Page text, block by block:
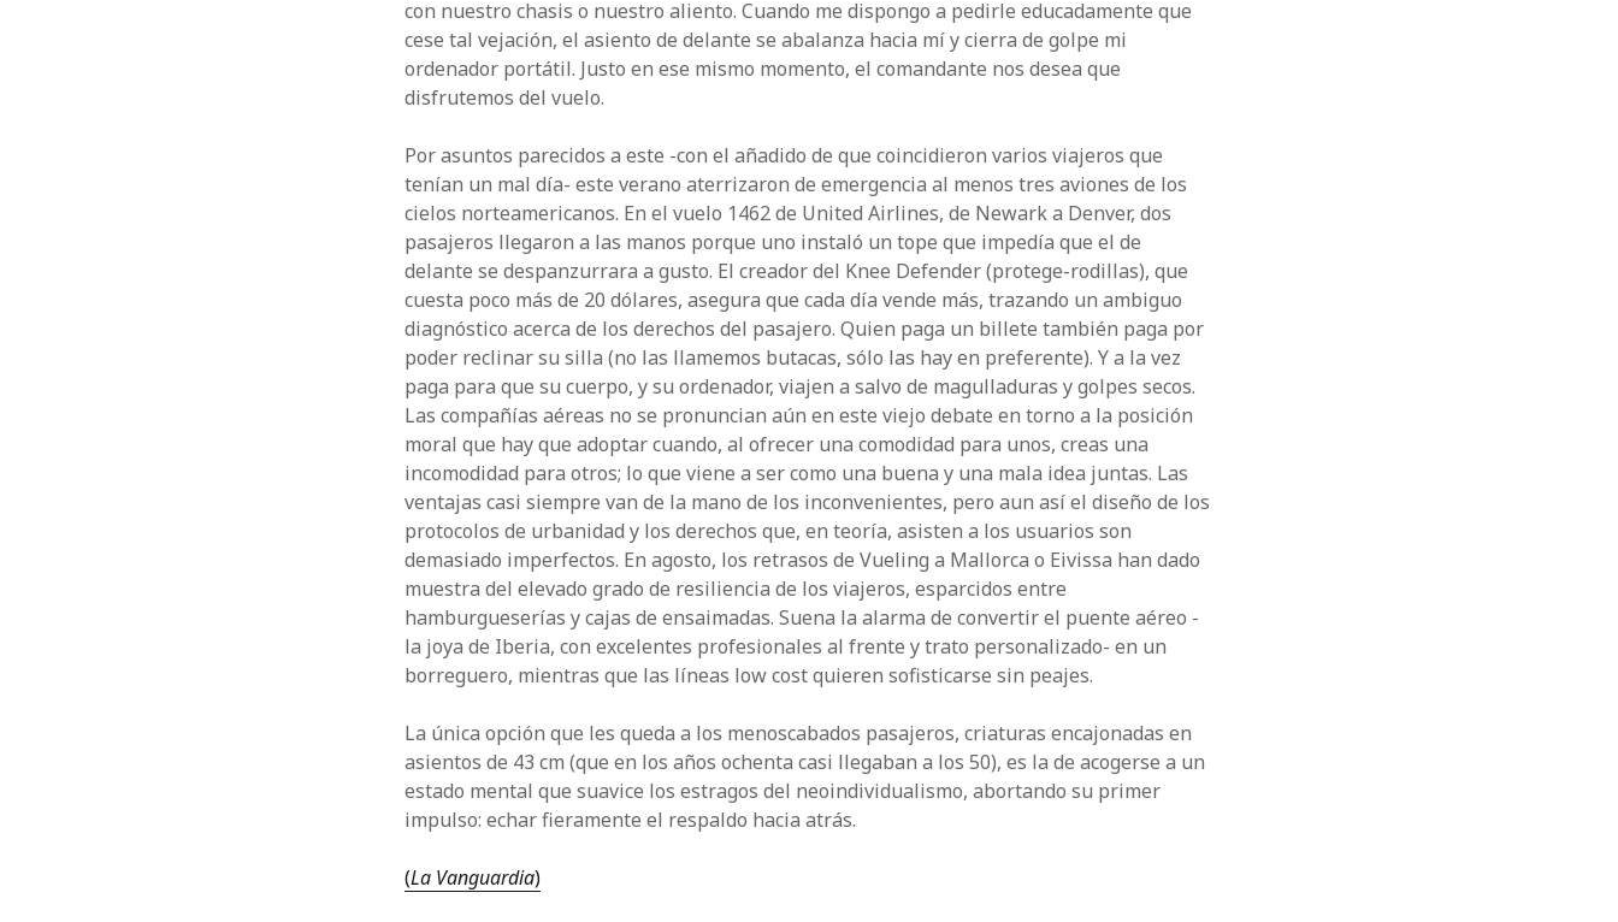
con nuestro chasis o nuestro aliento. Cuando me dispongo a pedirle educadamente que
cese tal vejación, el asiento de delante se abalanza hacia mí y cierra de golpe mi
ordenador portátil. Justo en ese mismo momento, el comandante nos desea que
disfrutemos del vuelo.
Por asuntos parecidos a este -con el añadido de que coincidieron varios viajeros que
tenían un mal día- este verano aterrizaron de emergencia al menos tres aviones de los
cielos norteamericanos. En el vuelo 1462 de United Airlines, de Newark a Denver, dos
pasajeros llegaron a las manos porque uno instaló un tope que impedía que el de
delante se despanzurrara a gusto. El creador del Knee Defender (protege-rodillas), que
cuesta poco más de 20 dólares, asegura que cada día vende más, trazando un ambiguo
diagnóstico acerca de los derechos del pasajero. Quien paga un billete también paga por
poder reclinar su silla (no las llamemos butacas, sólo las hay en preferente). Y a la vez
paga para que su cuerpo, y su ordenador, viajen a salvo de magulladuras y golpes secos.
Las compañías aéreas no se pronuncian aún en este viejo debate en torno a la posición
moral que hay que adoptar cuando, al ofrecer una comodidad para unos, creas una
incomodidad para otros; lo que viene a ser como una buena y una mala idea juntas. Las
ventajas casi siempre van de la mano de los inconvenientes, pero aun así el diseño de los
protocolos de urbanidad y los derechos que, en teoría, asisten a los usuarios son
demasiado imperfectos. En agosto, los retrasos de Vueling a Mallorca o Eivissa han dado
muestra del elevado grado de resiliencia de los viajeros, esparcidos entre
hamburgueserías y cajas de ensaimadas. Suena la alarma de convertir el puente aéreo -
la joya de Iberia, con excelentes profesionales al frente y trato personalizado- en un
borreguero, mientras que las líneas low cost quieren sofisticarse sin peajes.
La única opción que les queda a los menoscabados pasajeros, criaturas encajonadas en
asientos de 43 cm (que en los años ochenta casi llegaban a los 50), es la de acogerse a un
estado mental que suavice los estragos del neoindividualismo, abortando su primer
impulso: echar fieramente el respaldo hacia atrás.
(La Vanguardia)